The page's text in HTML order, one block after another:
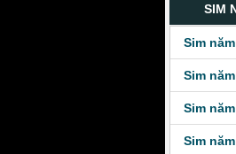
SIM
Sim
Sim
Sim
Sim